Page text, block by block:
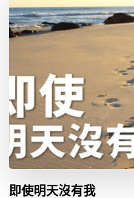
即使明天沒有我